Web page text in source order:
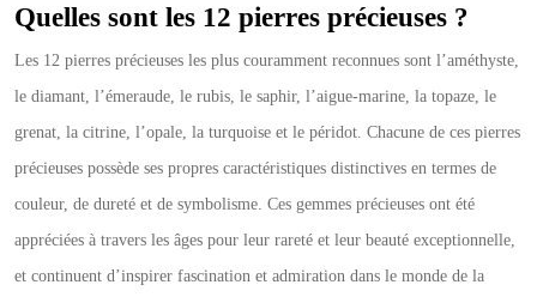
Quelles sont les 12 pierres précieuses ?
Les 12 pierres précieuses les plus couramment reconnues sont l’améthyste,
le diamant, l’émeraude, le rubis, le saphir, l’aigue-marine, la topaze, le
grenat, la citrine, l’opale, la turquoise et le péridot. Chacune de ces pierres
précieuses possède ses propres caractéristiques distinctives en termes de
couleur, de dureté et de symbolisme. Ces gemmes précieuses ont été
appréciées à travers les âges pour leur rareté et leur beauté exceptionnelle,
et continuent d’inspirer fascination et admiration dans le monde de la